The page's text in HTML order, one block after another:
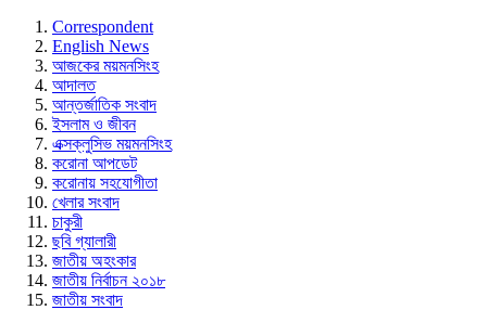
Correspondent
English News
আজকের ময়মনসিংহ
আদালত
আন্তর্জাতিক সংবাদ
ইসলাম ও জীবন
এক্সক্লুসিভ ময়মনসিংহ
করোনা আপডেট
করোনায় সহযোগীতা
খেলার সংবাদ
চাকুরী
ছবি গ্যালারী
জাতীয় অহংকার
জাতীয় নির্বাচন ২০১৮
জাতীয় সংবাদ